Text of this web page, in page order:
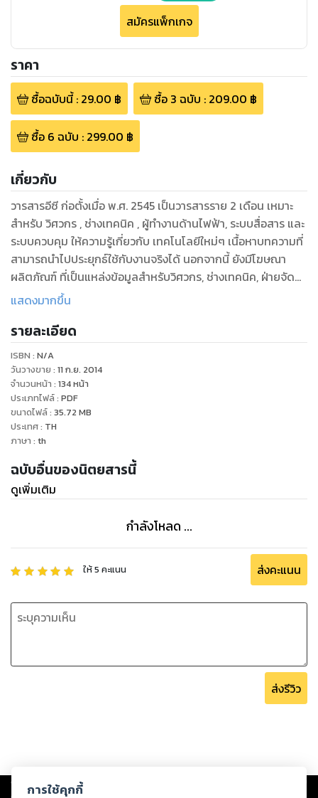
สมัครแพ็กเกจ
ราคา
ซื้อฉบับนี้: 29.00 ฿ ซื้อ 3 ฉบับ : 209.00 ฿
ซื้อ 6 ฉบับ : 299.00 ฿
เกี่ยวกับ
วารสารอีซี ก่อตั้งเมื่อ พ.ศ. 2545 เป็นวารสารราย 2 เดือน เหมาะ
สำหรับ วิศวกร , ช่างเทคนิค , ผู้ทำงานด้านไฟฟ้า, ระบบสื่อสาร และ
ระบบควบคุม ให้ความรู้เกี่ยวกับ เทคโนโลยีใหม่ๆ เนื้อหาบทความที่
สามารถนำไปประยุกธ์ใช้กับงานจริงได้ นอกจากนี้ ยังมีโฆษณา
ผลิตภัณฑ์ ที่เป็นแหล่งข้อมูลสำหรับวิศวกร, ช่างเทคนิค, ฝ่ายจัด
ซื้อ ที่จะเลือกซื้อผลิตภัณฑ์ตามที่ต้องการ
แสดงมากขึ้น
รายละเอียด
ISBN : N/A
วันวางขาย : 11 ก.ย. 2014
จำนวนหน้า : 134หน้า
ประเภทไฟล์: PDF
ขนาดไฟล์: 35.72 MB
ประเทศ: TH
ภาษา : th
ฉบับอื่นของนิตยสารนี้
ดูเพิ่มเติม
กำลังโหลด ...
ให้5 คะแนน ส่งคะแนน
ส่งรีวิว
Copyright © 2026
การใช้คุกกี้